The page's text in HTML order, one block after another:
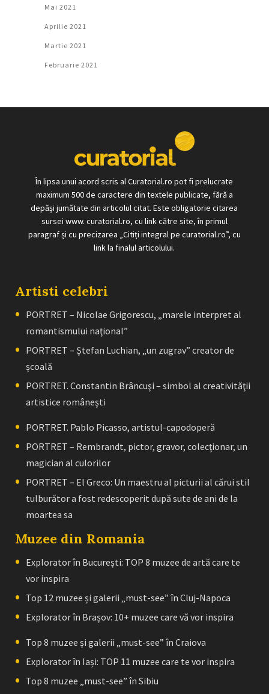
Mai 2021
Aprilie 2021
Martie 2021
Februarie 2021
În lipsa unui acord scris al Curatorial.ro pot fi prelucrate
maximum 500 de caractere din textele publicate, fără a
depăși jumătate din articolul citat. Este obligatorie citarea
sursei www. curatorial.ro, cu link către site, în primul
paragraf și cu precizarea „Citiți integral pe curatorial.ro”, cu
link la finalul articolului.
Artisti celebri
PORTRET – Nicolae Grigorescu, „marele interpret al
romantismului naţional”
PORTRET – Ştefan Luchian, „un zugrav” creator de
școală
PORTRET. Constantin Brâncuşi – simbol al creativităţii
artistice româneşti
PORTRET. Pablo Picasso, artistul-capodoperă
PORTRET – Rembrandt, pictor, gravor, colecţionar, un
magician al culorilor
PORTRET – El Greco: Un maestru al picturii al cărui stil
tulburător a fost redescoperit după sute de ani de la
moartea sa
Muzee din Romania
Explorator în București: TOP 8 muzee de artă care te
vor inspira
Top 12 muzee și galerii „must-see” în Cluj-Napoca
Explorator în Brașov: 10+ muzee care vă vor inspira
Top 8 muzee și galerii „must-see” în Craiova
Explorator în Iași: TOP 11 muzee care te vor inspira
Top 8 muzee „must-see” în Sibiu